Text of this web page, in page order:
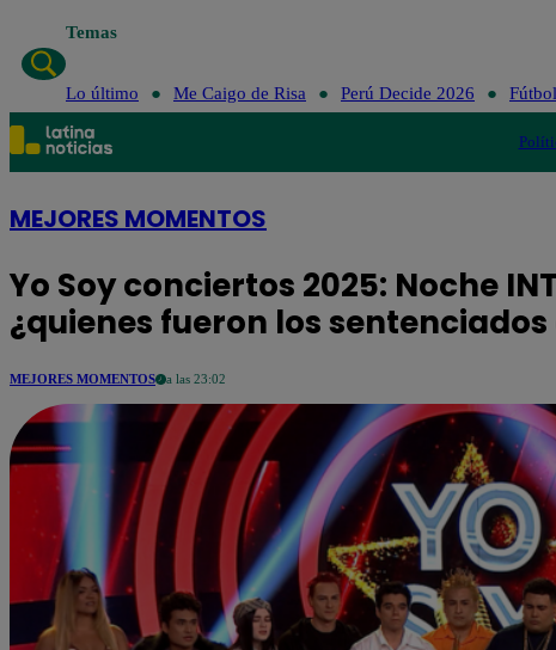
Temas
Lo último Me Caigo de Risa Perú Decide 2026
MEJORES MOMENTOS
Yo Soy conciertos 2025: Noche
¿quienes fueron los
MEJORES MOMENTOS a las 23:02